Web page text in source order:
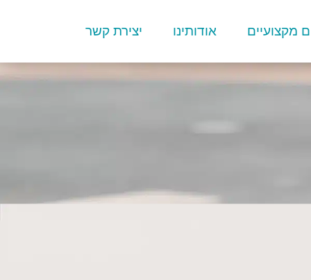
מקצועיים אודותינו יצירת קשר